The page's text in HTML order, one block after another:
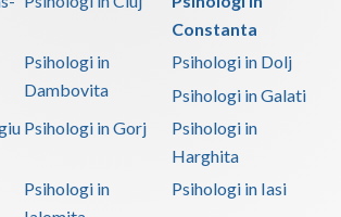
Constanta
Psihologi in
Dambovita
Psihologi in Dolj
Psihologi in Galati
Psihologi in Gorj
Psihologi in
Harghita
Psihologi in
Psihologi in Iasi